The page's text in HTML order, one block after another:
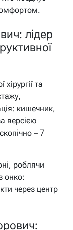
лідер
та
кишечник,
версією
– 7
роблячи
онко:
через центр